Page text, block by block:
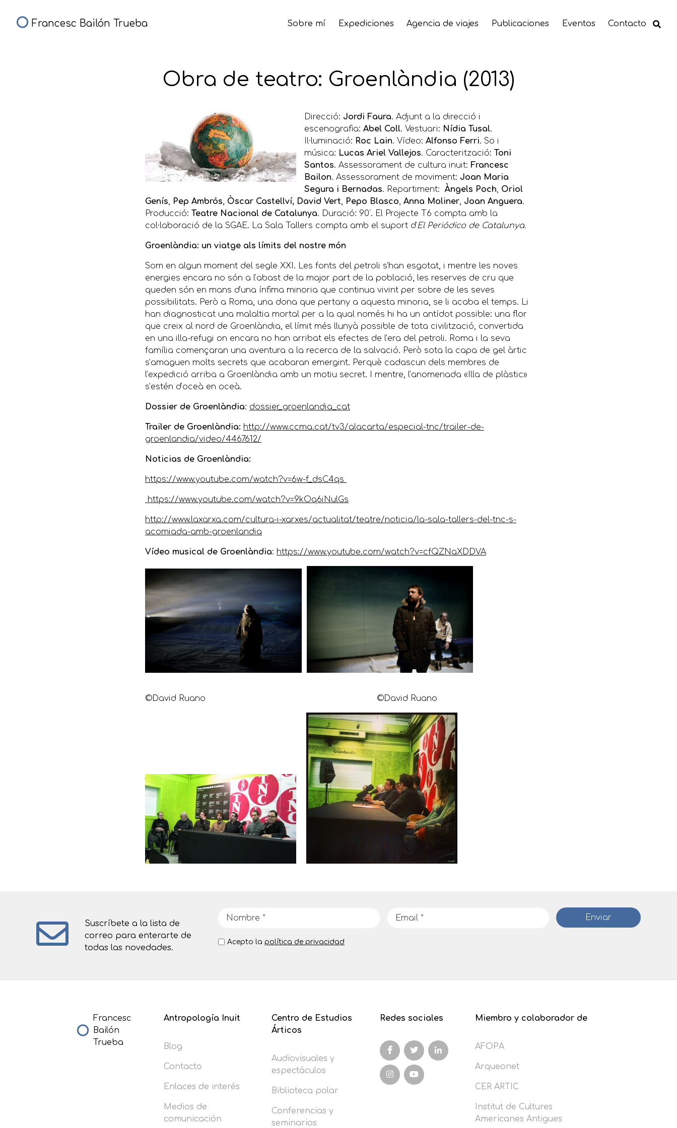
Francesc Bailón Trueba Sobre mí Expediciones Agencia de viajes Publicaciones Eventos Contacto
Obra de teatro: Groenlàndia (2013)
Direcció: Jordi Faura. Adjunt a la direcció i
escenografia: Abel Coll. Vestuari: Nídia Tusal.
Il·luminació: Roc Lain. Vídeo: Alfonso Ferri. So i
música: Lucas Ariel Vallejos. Caracterització: Toni
Santos. Assessorament de cultura inuit: Francesc
Bailon. Assessorament de moviment: Joan Maria
Segura i Bernadas. Repartiment: Àngels Poch, Oriol
Genís, Pep Ambrós, Òscar Castellví, David Vert, Pepo Blasco, Anna Moliner, Joan Anguera.
Producció: Teatre Nacional de Catalunya. Duració: 90′. El Projecte T6 compta amb la
col·laboració de la SGAE. La Sala Tallers compta amb el suport d’El Periódico de Catalunya.
Groenlàndia: un viatge als límits del nostre món
Som en algun moment del segle XXI. Les fonts del petroli s’han esgotat, i mentre les noves
energies encara no són a l’abast de la major part de la població, les reserves de cru que
queden són en mans d’una ínfima minoria que continua vivint per sobre de les seves
possibilitats. Però a Roma, una dona que pertany a aquesta minoria, se li acaba el temps. Li
han diagnosticat una malaltia mortal per a la qual només hi ha un antídot possible: una flor
que creix al nord de Groenlàndia, el límit més llunyà possible de tota civilització, convertida
en una illa-refugi on encara no han arribat els efectes de l’era del petroli. Roma i la seva
família començaran una aventura a la recerca de la salvació. Però sota la capa de gel àrtic
s’amaguen molts secrets que acabaran emergint. Perquè cadascun dels membres de
l’expedició arriba a Groenlàndia amb un motiu secret. I mentre, l’anomenada «Illa de plàstic»
s’estén d’oceà en oceà.
Dossier de Groenlàndia: dossier_groenlandia_cat
Trailer de Groenlàndia: http://www.ccma.cat/tv3/alacarta/especial-tnc/trailer-de-
groenlandia/video/4467612/
Noticias de Groenlàndia:
https://www.youtube.com/watch?v=6w-f_dsC4qs
https://www.youtube.com/watch?v=9kOq6iNulGs
http://www.laxarxa.com/cultura-i-xarxes/actualitat/teatre/noticia/la-sala-tallers-del-tnc-s-
acomiada-amb-groenlandia
Vídeo musical de Groenlàndia: https://www.youtube.com/watch?v=cfQZNaXDDVA
©David Ruano ©David Ruano
Suscríbete a la lista de
correo para enterarte de
todas las novedades.
Acepto la política de privacidad
Francesc
Bailón
Trueba
Antropología Inuit
Blog
Contacto
Enlaces de interés
Medios de
comunicación
Centro de Estudios
Árticos
Audiovisuales y
espectáculos
Biblioteca polar
Conferencias y
seminarios
Redes sociales Miembro y colaborador de
AFOPA
Arqueonet
CER ARTIC
Institut de Cultures
Americanes Antigues